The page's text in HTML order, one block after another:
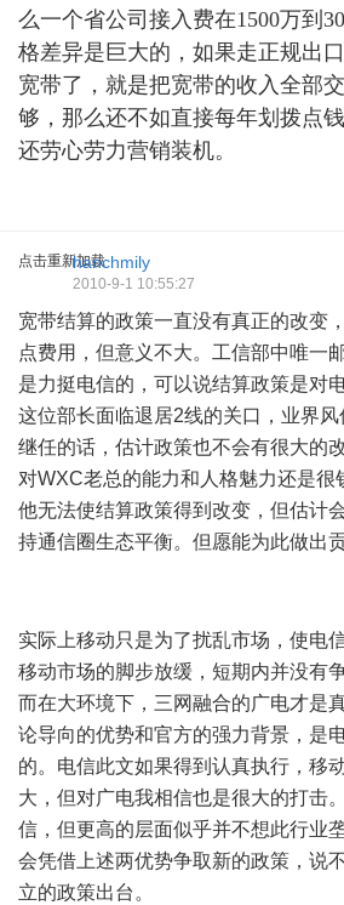
么一个省公司接入费在1500万到
格差异是巨大的，如果走正规出
宽带了，就是把宽带的收入全部
够，那么还不如直接每年划拨点
还劳心劳力营销装机。
点击重新加载hanchmily
2010-9-1 10:55:27
宽带结算的政策一直没有真正的改变
点费用，但意义不大。工信部中唯一
是力挺电信的，可以说结算政策是对
这位部长面临退居2线的关口，业界
继任的话，估计政策也不会有很大的
对WXC老总的能力和人格魅力还是很
他无法使结算政策得到改变，但估计
持通信圈生态平衡。但愿能为此做出贡
实际上移动只是为了扰乱市场，使电
移动市场的脚步放缓，短期内并没有
而在大环境下，三网融合的广电才是
论导向的优势和官方的强力背景，是
的。电信此文如果得到认真执行，移
大，但对广电我相信也是很大的打击
信，但更高的层面似乎并不想此行业
会凭借上述两优势争取新的政策，说
立的政策出台。